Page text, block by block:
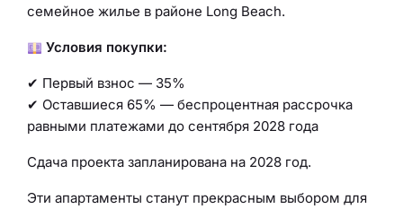
семейное жилье в районе Long Beach.
Условия покупки:
✔ Первый взнос — 35%
✔ Оставшиеся 65% — беспроцентная рассрочка
равными платежами до сентября 2028 года
Сдача проекта запланирована на 2028 год.
Эти апартаменты станут прекрасным выбором для